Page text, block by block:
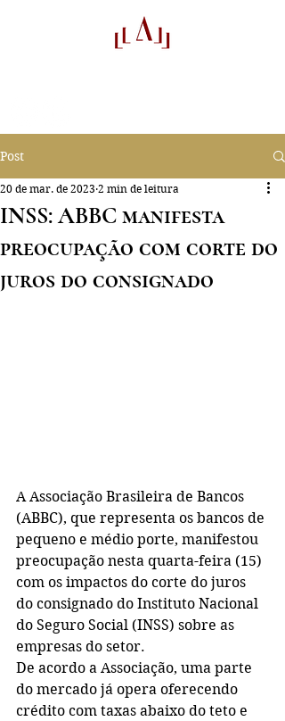
Post
INSS: ABBC manifesta
preocupação com corte do
juros do consignado
20 de mar. de 2023 2 min de leitura
A Associação Brasileira de Bancos
(ABBC), que representa os bancos de
pequeno e médio porte, manifestou
preocupação nesta quarta-feira (15)
com os impactos do corte do juros
do consignado do Instituto Nacional
do Seguro Social (INSS) sobre as
empresas do setor.
De acordo a Associação, uma parte
do mercado já opera oferecendo
crédito com taxas abaixo do teto e